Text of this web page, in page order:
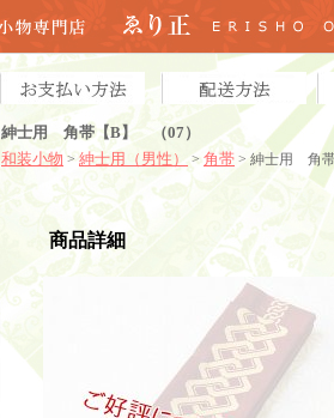
紳士用 角帯【B】 （07）
和装小物 > 紳士用（男性） >角帯 >紳士用 角
商品詳細